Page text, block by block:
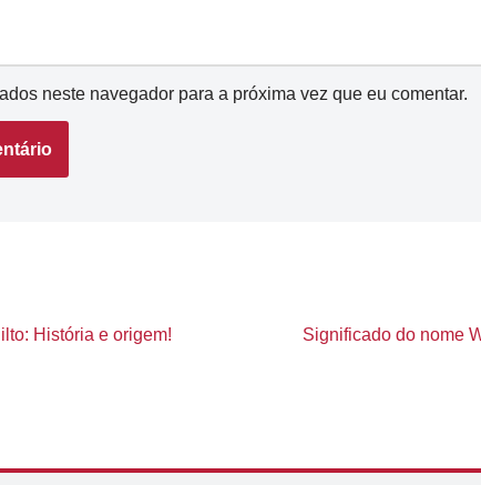
neste navegador para a próxima vez que eu comentar.
História e origem! Significado do nome